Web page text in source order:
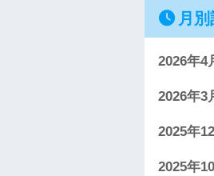
月
2026年4
2026年3
2025年
2025年